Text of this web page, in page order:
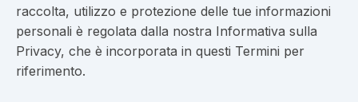
raccolta, utilizzo e protezione delle tue informazioni
personali è regolata dalla nostra Informativa sulla
Privacy, che è incorporata in questi Termini per
riferimento.